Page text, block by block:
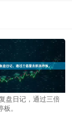
盘日记，通过三倍
。